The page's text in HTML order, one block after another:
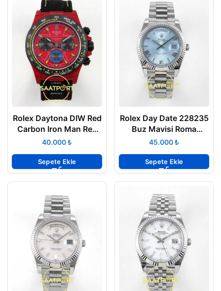
Rolex Daytona DIW Red
Carbon Iron Man Red
Dial Black Nylon Eta
₺
Sepete Ekle
Rolex Day Date 228235
Buz Mavisi Roma
Rakamlı Kadran 40mm
₺
Sepete Ekle